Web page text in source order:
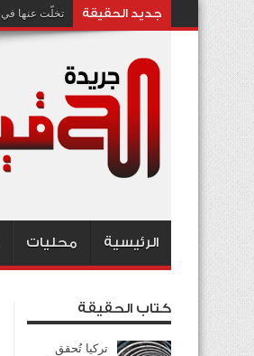
جديد الحقيقة تخلّت عنها في 2021.. ميتا تعيد إحياء تقنية تثير الجدل بشأن انتهاك الخصوصية
الرئيسية محليات
كتاب الحقيقة
تركيا تُحقق